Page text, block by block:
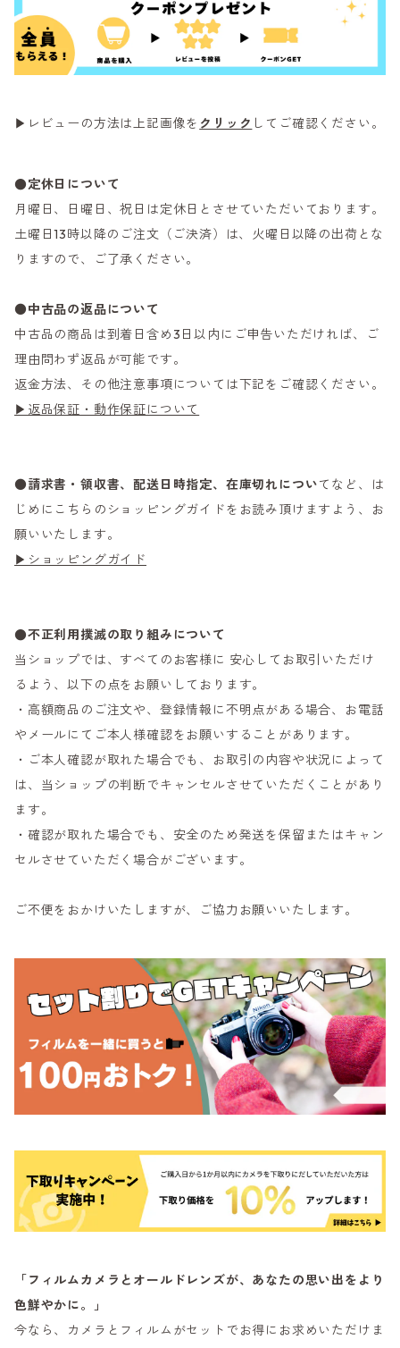
▶レビューの方法は上記画像を クリック してご確認ください。
●定休日について
月曜日、日曜日、祝日は定休日とさせていただいております。
土曜日13時以降のご注文（ご決済）は、火曜日以降の出荷とな
りますので、ご了承ください。
●中古品の返品について
中古品の商品は到着日含め3日以内にご申告いただければ、ご
理由問わず返品が可能です。
返金方法、その他注意事項については下記をご確認ください。
▶返品保証・動作保証について
●請求書・領収書、配送日時指定、在庫切れについてなど、は
じめにこちらのショッピングガイドをお読み頂けますよう、お
願いいたします。
▶ショッピングガイド
●不正利用撲滅の取り組みについて
当ショップでは、すべてのお客様に 安心してお取引いただけ
るよう、以下の点をお願いしております。
・高額商品のご注文や、登録情報に不明点がある場合、お電話
やメールにてご本人様確認をお願いすることがあります。
・ご本人確認が取れた場合でも、お取引の内容や状況によって
は、当ショップの判断でキャンセルさせていただくことがあり
ます。
・確認が取れた場合でも、安全のため発送を保留またはキャン
セルさせていただく場合がございます。
ご不便をおかけいたしますが、ご協力お願いいたします。
「フィルムカメラとオールドレンズが、あなたの思い出をより
色鮮やかに。」
今なら、カメラとフィルムがセットでお得にお求めいただけま